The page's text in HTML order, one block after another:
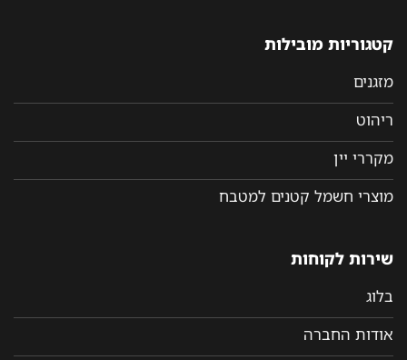
מובילות
יין
חשמל קטנים למטבח
לקוחות
החברה